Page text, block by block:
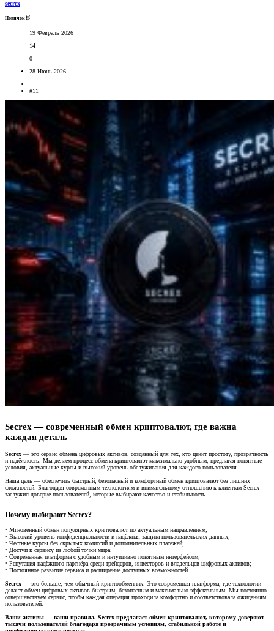
secrex
Новичок🥇
19 Февраль 2026
14
0
28 Июнь 2026
#11
Secrex — современный обмен криптовалют, где важна
каждая деталь
Secrex — это сервис обмена цифровых активов, созданный для тех, кто ценит простоту, прозрачность
и надёжность. Мы делаем процесс обмена криптовалют максимально удобным, предлагая понятные
условия, актуальные курсы и высокий уровень обслуживания для каждого пользователя.
Наша цель — обеспечить быстрый, безопасный и комфортный обмен криптовалют без лишних
сложностей. Благодаря современным технологиям и внимательному отношению к клиентам Secrex
заслужил доверие пользователей, которые выбирают качество и стабильность.
Почему выбирают Secrex?
• Мгновенный обмен популярных криптовалют по актуальным направлениям;
• Высокий уровень конфиденциальности и надёжная защита пользовательских данных;
• Честные курсы без скрытых комиссий и дополнительных платежей;
• Доступ к сервису из любой точки мира;
• Современная платформа с удобным и интуитивно понятным интерфейсом;
• Репутация надёжного партнёра среди трейдеров, инвесторов и владельцев цифровых активов;
• Постоянное развитие сервиса и расширение доступных возможностей.
Secrex — это больше, чем обычный криптообменник. Это современная платформа, где технологии
делают обмен цифровых активов быстрым, безопасным и максимально эффективным. Мы постоянно
совершенствуем сервис, чтобы каждая операция проходила комфортно и соответствовала ожиданиям
пользователей.
Ваши активы — ваши правила. Secrex предлагает обмен криптовалют, которому доверяют
тысячи пользователей благодаря прозрачным условиям, стабильной работе и